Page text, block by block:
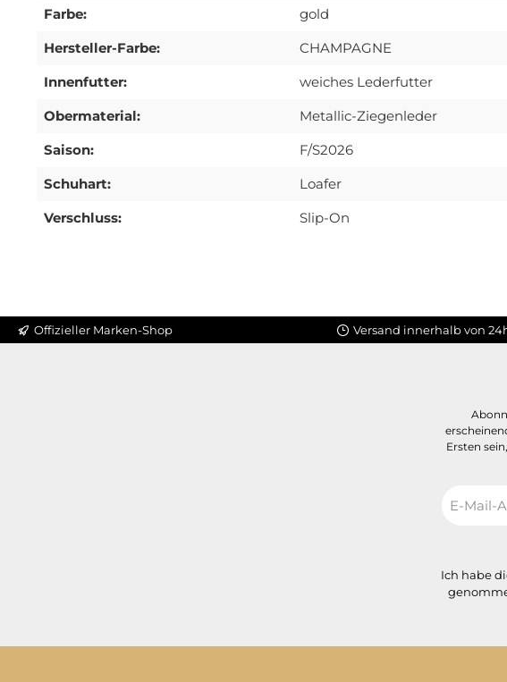
Farbe:
gold
Hersteller-Farbe:
CHAMPAGNE
Innenfutter:
weiches Lederfutter
Obermaterial:
Metallic-Ziegenleder
Saison:
F/S2026
Schuhart:
Loafer
Verschluss:
Slip-On
Offizieller Marken-Shop Versand innerhalb von
Ersten
Mail-
Ich habe